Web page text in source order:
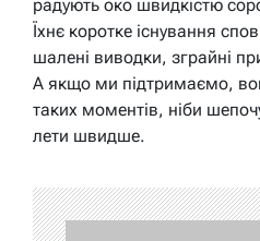
радують око швидкістю
Їхнє коротке існування
шалені виводки, зграйні
А якщо ми підтримаємо,
таких моментів, ніби
лети швидше.